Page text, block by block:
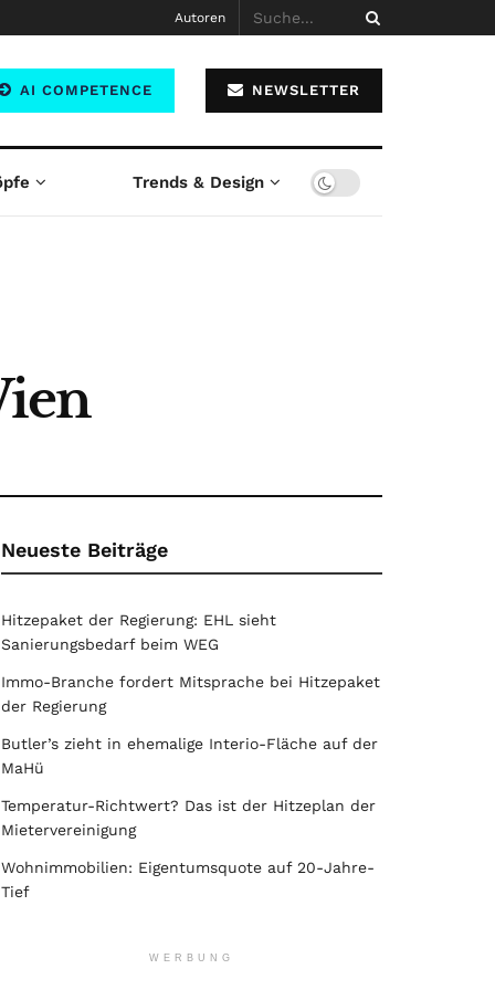
Autoren
AI COMPETENCE NEWSLETTER
Trends & Design
Neueste Beiträge
Hitzepaket der Regierung: EHL sieht
Sanierungsbedarf beim WEG
Immo-Branche fordert Mitsprache bei Hitzepaket
der Regierung
Butler’s zieht in ehemalige Interio-Fläche auf der
MaHü
Temperatur-Richtwert? Das ist der Hitzeplan der
Mietervereinigung
Wohnimmobilien: Eigentumsquote auf 20-Jahre-
Tief
WERBUNG